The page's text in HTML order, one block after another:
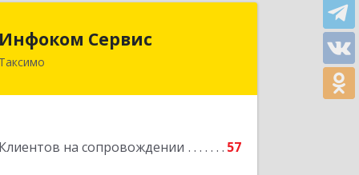
Инфоком Сервис
Таксимо
Клиентов на сопровождении 57
671560, Республика Бурятия, Муйский
Подробнее